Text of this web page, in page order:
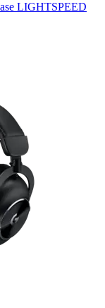
LIGHTSPEED